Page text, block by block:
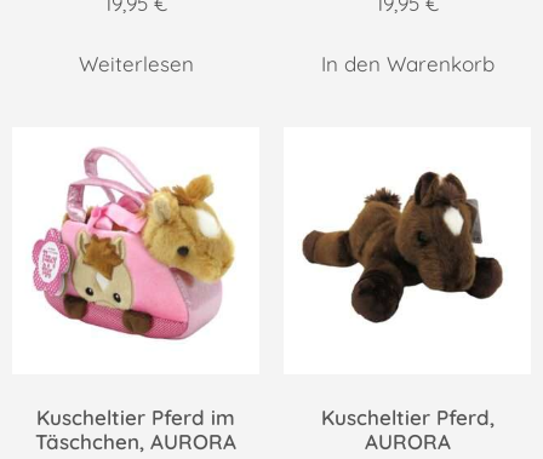
Weiterlesen In den Warenkorb
Kuscheltier Pferd im
Täschchen, AURORA
Kuscheltier Pferd,
AURORA